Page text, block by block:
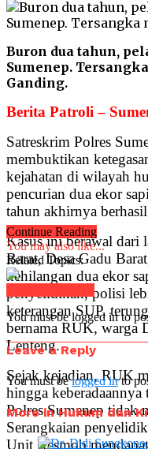
Buron dua tahun,
Sumenep.
Ganding.
Berita Patroli –
Satreskrim Polres
membuktikan
kejahatan di wilayah
pencurian dua ekor
tahun akhirnya
Kasus ini berawal dari
Barat, Desa Gadu
kehilangan dua ekor
penyelidikan, polisi
keterangan SUP,
bernama RUK, warga
Lenteng.
Sejak kejadian, RUK
hingga
Polres Sumenep tidak
Serangkaian
Unit Resmob
Continue Reading
You may also like...
Related Topics:
You must be logged in to
Leave a Reply
You must belogged into
More in Hukum dan